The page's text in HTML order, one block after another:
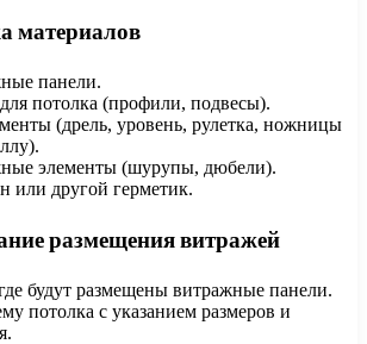
материалов
панели.
потолка (профили, подвесы).
(дрель, уровень, рулетка, ножницы
элементы (шурупы, дюбели).
или другой герметик.
размещения витражей
будут размещены витражные панели.
потолка с указанием размеров и